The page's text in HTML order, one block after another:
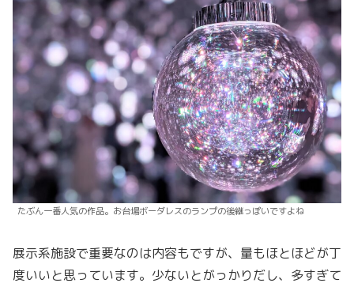
たぶん一番人気の作品。お台場ボーダレスのランプの後継っぽいですよね
展示系施設で重要なのは内容もですが、量もほとほどが丁
度いいと思っています。少ないとがっかりだし、多すぎて